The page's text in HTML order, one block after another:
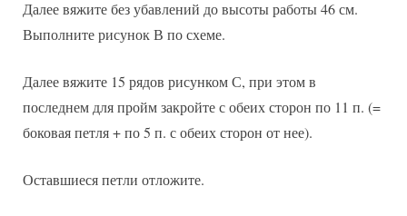
Далее вяжите без убавлений до высоты работы 46 см.
Выполните рисунок В по схеме.
Далее вяжите 15 рядов рисунком С, при этом в
последнем для пройм закройте с обеих сторон по 11 п. (=
боковая петля + по 5 п. с обеих сторон от нее).
Оставшиеся петли отложите.